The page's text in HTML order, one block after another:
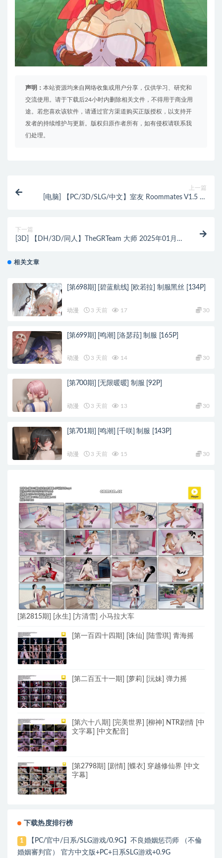
声明： 本站资源均来自网络收集或用户分享，仅供学习、研究和
交流使用。请于下载后24小时内删除相关文件，不得用于商业用
途。若您喜欢该软件，请通过官方渠道购买正版授权，以支持开
发者的持续维护与更新。版权归原作者所有，如有侵权请联系我
们处理。
上一篇
[电脑] 【PC/3D/SLG/中文】室友 Roommates V1.5 官
下一篇
[3D] 【DH/3D/同人】TheGRTeam 大师 2025年01月更
相关文章
[第698期] [碧蓝航线] [欧若拉] 制服黑丝 [134P]
动漫 3 天前 17 30
[第699期] [鸣潮] [洛瑟菈] 制服 [165P]
动漫 3 天前 14 30
[第700期] [无限暖暖] 制服 [92P]
动漫 3 天前 13 30
[第701期] [鸣潮] [千咲] 制服 [143P]
动漫 3 天前 15 30
[第2815期] [永生] [方清雪] 小马拉大车
[第一百四十四期] [诛仙] [陆雪琪] 青海摇
[第二百五十一期] [萝莉] [沅妹] 弹力摇
[第六十八期] [完美世界] [柳神] NTR剧情 [中
文字幕] [中文配音]
[第2798期] [剧情] [蝶衣] 穿越修仙界 [中文
字幕]
下载热度排行榜
1
【PC/官中/日系/SLG游戏/0.9G】不良婚姻惩罚师 （不倫
婚姻審判官） 官方中文版+PC+日系SLG游戏+0.9G